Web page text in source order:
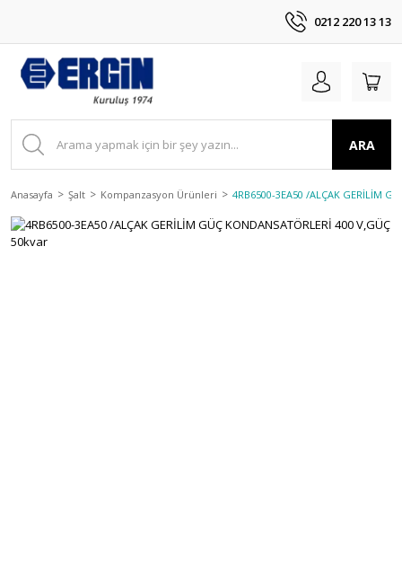
0212 220 13 13
ARA
Anasayfa Şalt Kompanzasyon Ürünleri 4RB6500-3EA50 /ALÇAK GERİLİM